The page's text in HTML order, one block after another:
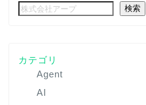
検索
カテゴリ
Agent
AI